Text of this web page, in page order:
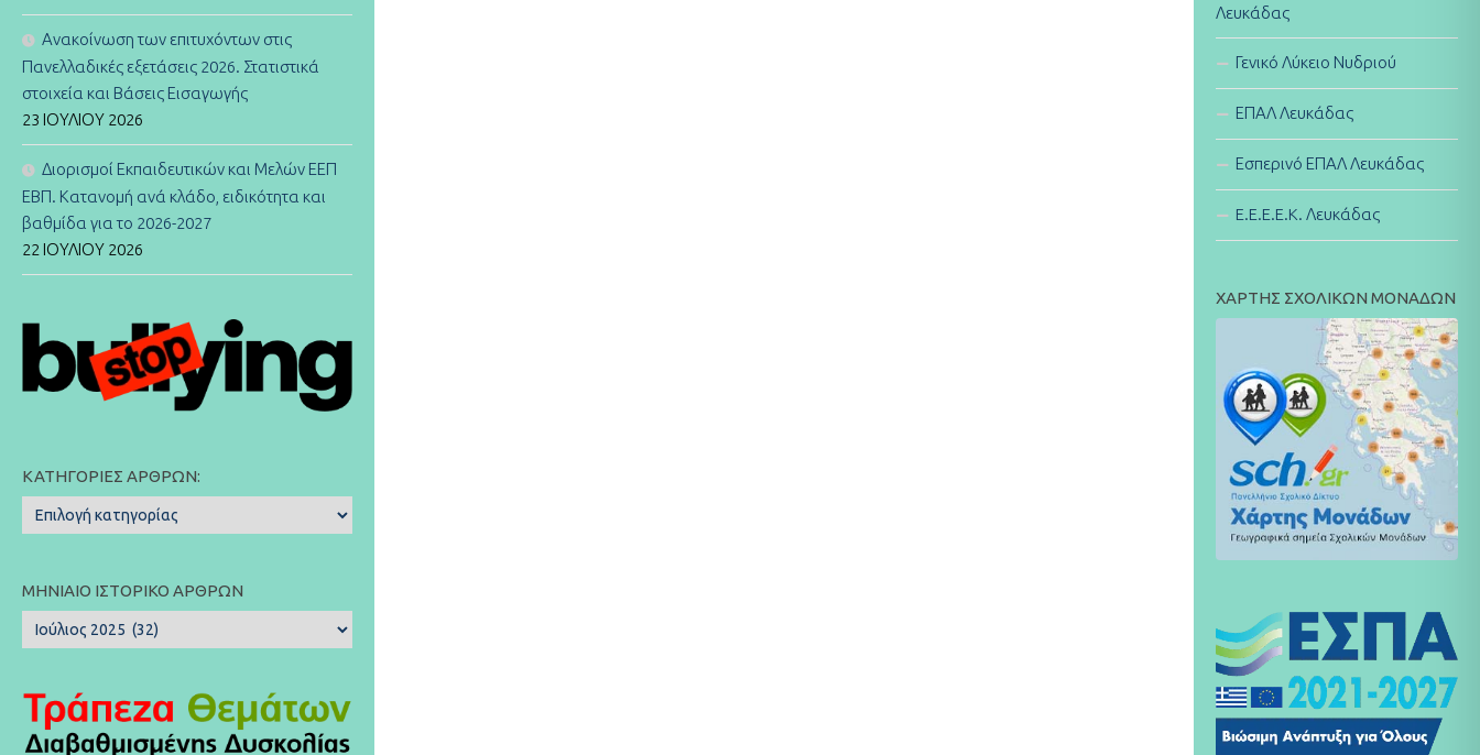
Ανακοίνωση των επιτυχόντων στις
Πανελλαδικές εξετάσεις 2026. Στατιστικά
στοιχεία και Βάσεις Εισαγωγής
23 ΙΟΥΛΊΟΥ 2026
Διορισμοί Εκπαιδευτικών και Μελών ΕΕΠ
ΕΒΠ. Κατανομή ανά κλάδο, ειδικότητα και
βαθμίδα για το 2026-2027
22 ΙΟΥΛΊΟΥ 2026
ΚΑΤΗΓΟΡΊΕΣ ΆΡΘΡΩΝ:
Κατηγορίες
Άρθρων:
ΜΗΝΙΑΊΟ ΙΣΤΟΡΙΚΌ ΆΡΘΡΩΝ
Μηνιαίο
Ιστορικό
Λευκάδας
Γενικό Λύκειο Νυδριού
ΕΠΑΛ Λευκάδας
Εσπερινό ΕΠΑΛ Λευκάδας
E.E.E.E.K. Λευκάδας
ΧΑΡΤΗΣ ΣΧΟΛΙΚΩΝ ΜΟΝΑΔΩΝ